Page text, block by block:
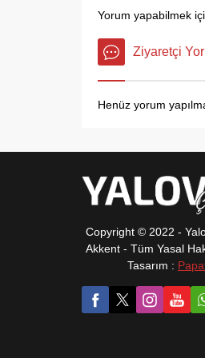
ve ortak çalışmalar
değerlendirmelerde
Yorum yapabilmek
Ziyaretçi
Henüz yorum
Copyright © 2022 -
Akkent - Tüm Yasal
Tasarım :